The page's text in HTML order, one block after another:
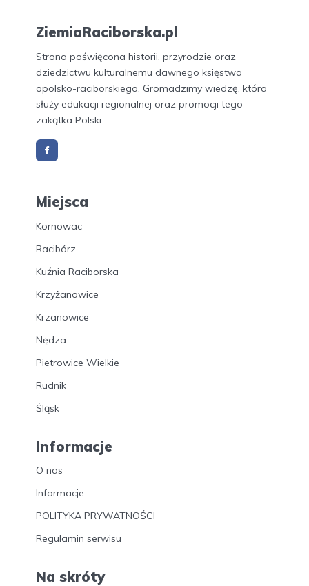
ZiemiaRaciborska.pl
Strona poświęcona historii, przyrodzie oraz
dziedzictwu kulturalnemu dawnego księstwa
opolsko-raciborskiego. Gromadzimy wiedzę, która
służy edukacji regionalnej oraz promocji tego
zakątka Polski.
Miejsca
Kornowac
Racibórz
Kuźnia Raciborska
Krzyżanowice
Krzanowice
Nędza
Pietrowice Wielkie
Rudnik
Śląsk
Informacje
O nas
Informacje
POLITYKA PRYWATNOŚCI
Regulamin serwisu
Na skróty